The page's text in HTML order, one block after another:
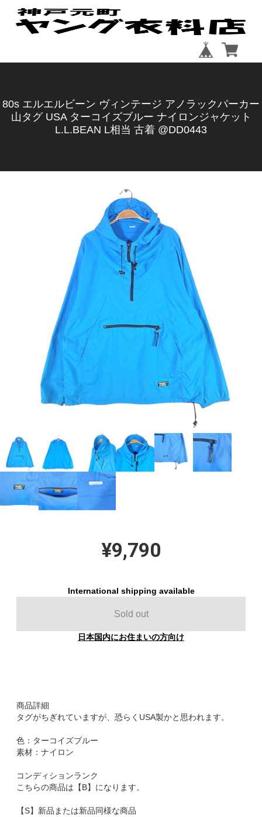
80s エルエルビーン ヴィンテージ アノラックパーカー
山タグ USA ターコイズブルー ナイロンジャケット
L.L.BEAN L相当 古着 @DD0443
¥9,790
International shipping available
Sold out
日本国内にお住まいの方向け
商品詳細
タグがちぎれていますが、恐らくUSA製かと思われます。
色：ターコイズブルー
素材：ナイロン
コンディションランク
こちらの商品は【B】になります。
【S】新品または新品同様な商品